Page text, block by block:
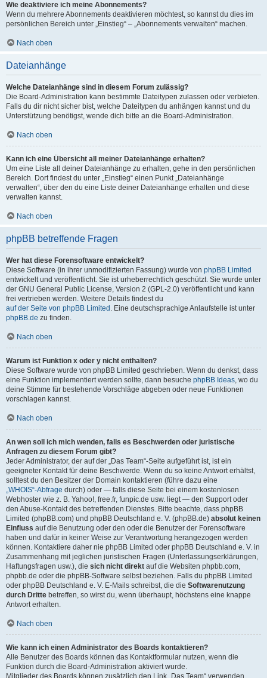
Wie deaktiviere ich meine Abonnements?
Wenn du mehrere Abonnements deaktivieren möchtest, so kannst du dies im
persönlichen Bereich unter „Einstieg“ – „Abonnements verwalten“ machen.
Nach oben
Dateianhänge
Welche Dateianhänge sind in diesem Forum zulässig?
Die Board-Administration kann bestimmte Dateitypen zulassen oder verbieten.
Falls du dir nicht sicher bist, welche Dateitypen du anhängen kannst und du
Unterstützung benötigst, wende dich bitte an die Board-Administration.
Nach oben
Kann ich eine Übersicht all meiner Dateianhänge erhalten?
Um eine Liste all deiner Dateianhänge zu erhalten, gehe in den persönlichen
Bereich. Dort findest du unter „Einstieg“ einen Punkt „Dateianhänge
verwalten“, über den du eine Liste deiner Dateianhänge erhalten und diese
verwalten kannst.
Nach oben
phpBB betreffende Fragen
Wer hat diese Forensoftware entwickelt?
Diese Software (in ihrer unmodifizierten Fassung) wurde von phpBB Limited
entwickelt und veröffentlicht. Sie ist urheberrechtlich geschützt. Sie wurde unter
der GNU General Public License, Version 2 (GPL-2.0) veröffentlicht und kann
frei vertrieben werden. Weitere Details findest du
auf der Seite von phpBB Limited . Eine deutschsprachige Anlaufstelle ist unter
phpBB.de zu finden.
Nach oben
Warum ist Funktion x oder y nicht enthalten?
Diese Software wurde von phpBB Limited geschrieben. Wenn du denkst, dass
eine Funktion implementiert werden sollte, dann besuche phpBB Ideas, wo du
deine Stimme für bestehende Vorschläge abgeben oder neue Funktionen
vorschlagen kannst.
Nach oben
An wen soll ich mich wenden, falls es Beschwerden oder juristische
Anfragen zu diesem Forum gibt?
Jeder Administrator, der auf der „Das Team“-Seite aufgeführt ist, ist ein
geeigneter Kontakt für deine Beschwerde. Wenn du so keine Antwort erhältst,
solltest du den Besitzer der Domain kontaktieren (führe dazu eine
„WHOIS“-Abfrage durch) oder — falls diese Seite bei einem kostenlosen
Webhoster wie z. B. Yahoo!, free.fr, funpic.de usw. liegt — den Support oder
den Abuse-Kontakt des betreffenden Dienstes. Bitte beachte, dass phpBB
Limited (phpBB.com) und phpBB Deutschland e. V. (phpBB.de) absolut keinen
Einfluss auf die Benutzung oder den oder die Benutzer der Forensoftware
haben und dafür in keiner Weise zur Verantwortung herangezogen werden
können. Kontaktiere daher nie phpBB Limited oder phpBB Deutschland e. V. in
Zusammenhang mit jeglichen juristischen Fragen (Unterlassungserklärungen,
Haftungsfragen usw.), die sich nicht direkt auf die Websiten phpbb.com,
phpbb.de oder die phpBB-Software selbst beziehen. Falls du phpBB Limited
oder phpBB Deutschland e. V. E-Mails schreibst, die die Softwarenutzung
durch Dritte betreffen, so wirst du, wenn überhaupt, höchstens eine knappe
Antwort erhalten.
Nach oben
Wie kann ich einen Administrator des Boards kontaktieren?
Alle Benutzer des Boards können das Kontaktformular nutzen, wenn die
Funktion durch die Board-Administration aktiviert wurde.
Mitglieder des Boards können zusätzlich den Link „Das Team“ verwenden.